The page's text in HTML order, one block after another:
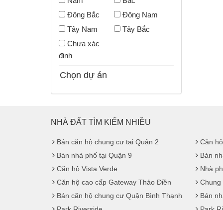
Đông Bắc
Đông Nam
Tây Nam
Tây Bắc
Chưa xác
định
Chọn dự án
NHÀ ĐẤT TÌM KIẾM NHIỀU
Bán căn hộ chung cư tại Quận 2
Căn
Bán nhà phố tại Quận 9
Bán
Căn hộ Vista Verde
Nhà
Căn hộ cao cấp Gateway Thảo Điền
Chung
Bán căn hộ chung cư Quận Bình Thạnh
Bán